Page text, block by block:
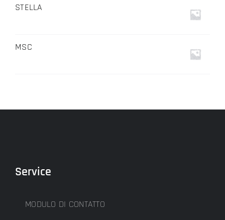
STELLA
MSC
Service
MODULO DI CONTATTO